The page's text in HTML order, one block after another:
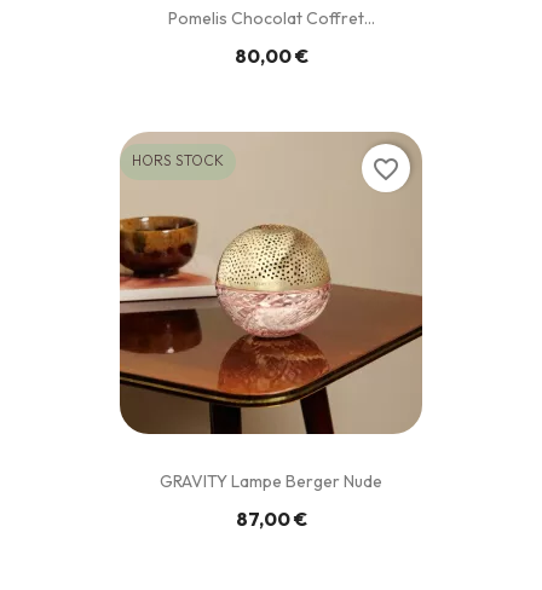
Pomelis Chocolat Coffret...
80,00 €
GRAVITY Lampe Berger Nude
87,00 €
HORS STOCK favorite_border